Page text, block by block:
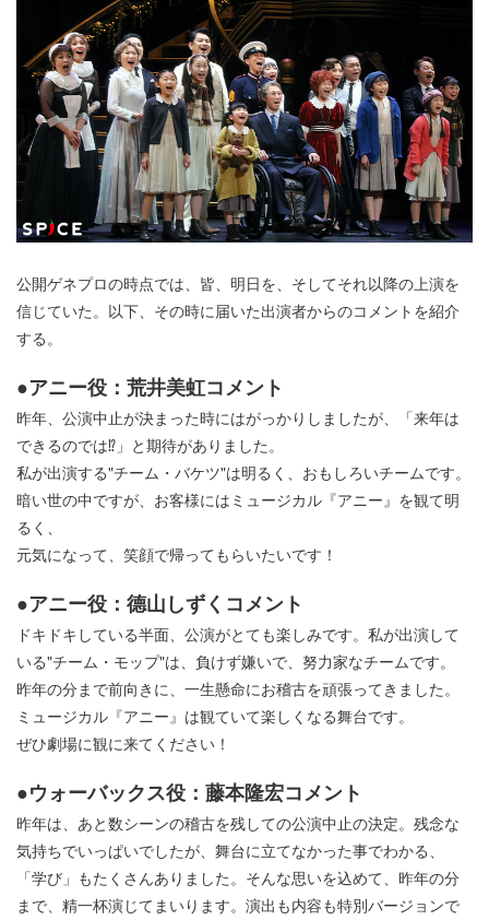
公開ゲネプロの時点では、皆、明日を、そしてそれ以降の上演を
信じていた。以下、その時に届いた出演者からのコメントを紹介
する。
●アニー役：荒井美虹コメント
昨年、公演中止が決まった時にはがっかりしましたが、「来年は
できるのでは⁉」と期待がありました。
私が出演する"チーム・バケツ"は明るく、おもしろいチームです。
暗い世の中ですが、お客様にはミュージカル『アニー』を観て明
るく、
元気になって、笑顔で帰ってもらいたいです！
●アニー役：德山しずくコメント
ドキドキしている半面、公演がとても楽しみです。私が出演して
いる"チーム・モップ"は、負けず嫌いで、努力家なチームです。
昨年の分まで前向きに、一生懸命にお稽古を頑張ってきました。
ミュージカル『アニー』は観ていて楽しくなる舞台です。
ぜひ劇場に観に来てください！
●ウォーバックス役：藤本隆宏コメント
昨年は、あと数シーンの稽古を残しての公演中止の決定。残念な
気持ちでいっぱいでしたが、舞台に立てなかった事でわかる、
「学び」もたくさんありました。そんな思いを込めて、昨年の分
まで、精一杯演じてまいります。演出も内容も特別バージョンで